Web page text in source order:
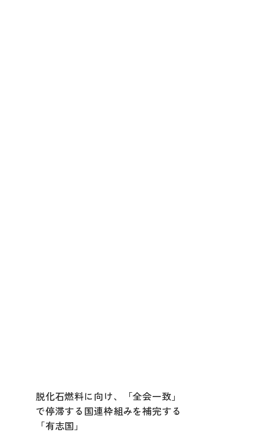
脱化石燃料に向け、「全会一致」
で停滞する国連枠組みを補完する
「有志国」